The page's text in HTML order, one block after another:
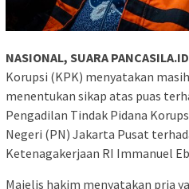
NASIONAL, SUARA
Korupsi (KPK) menyatakan
menentukan sikap atas puas
Pengadilan Tindak Pidana
Negeri (PN) Jakarta Pusat
Ketenagakerjaan RI Immanuel
Majelis hakim menyatakan pria